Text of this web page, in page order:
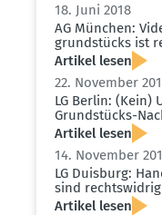
18. Juni 2018
AG München:
grund­stücks ist
Artikel lesen
22. November
LG Berlin: (Kein)
Grund­stücks-
Artikel lesen
14. November
LG Duisburg:
sind rechts­widrig
Artikel lesen